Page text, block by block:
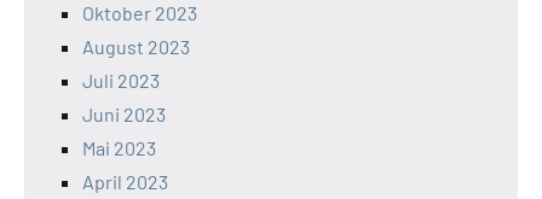
Oktober 2023
August 2023
Juli 2023
Juni 2023
Mai 2023
April 2023